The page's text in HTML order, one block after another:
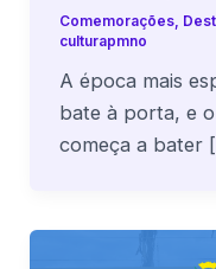
Comemorações,
culturapmno
A época mais
bate à porta, e
começa a bater